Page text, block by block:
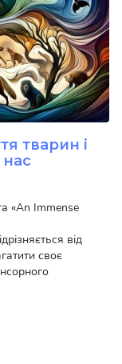
тварин і
«An Immense
від
своє